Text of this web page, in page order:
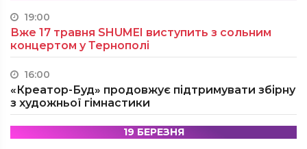
19:00
Вже 17 травня SHUMEI виступить з сольним
концертом у Тернополі
16:00
«Креатор-Буд» продовжує підтримувати збірну
з художньої гімнастики
19 БЕРЕЗНЯ